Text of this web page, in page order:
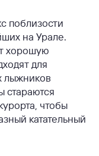
поблизости
на Урале.
хорошую
для
лыжников
стараются
чтобы
катательный